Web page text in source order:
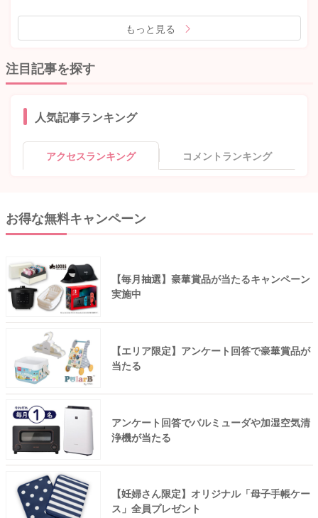
もっと見る
注目記事を探す
人気記事ランキング
アクセスランキング コメントランキング
お得な無料キャンペーン
【毎月抽選】豪華賞品が当たるキャンペーン
実施中
【エリア限定】アンケート回答で豪華賞品が
当たる
アンケート回答でバルミューダや加湿空気清
浄機が当たる
【妊婦さん限定】オリジナル「母子手帳ケー
ス」全員プレゼント